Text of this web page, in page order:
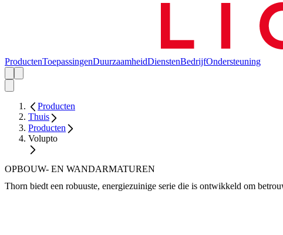
ProductenToepassingenDuurzaamheidDienstenBedrijfOndersteuning
Producten
Thuis
Producten
Volupto
OPBOUW- EN WANDARMATUREN
Thorn biedt een robuuste, energiezuinige serie die is ontwikkeld om